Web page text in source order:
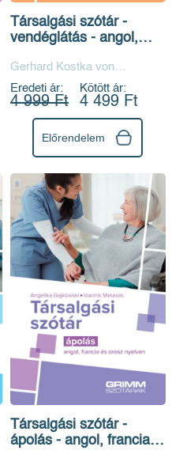
Társalgási szótár -
vendéglátás - angol,
Gerhard Kostka von
Liebinsfeld, Urte Albrecht
Eredeti ár:
4 999 Ft
Kötött ár:
4 499 Ft
Előrendelem
Társalgási szótár -
ápolás - angol, francia